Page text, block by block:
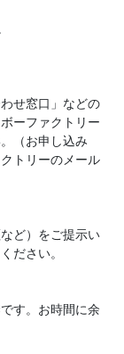
せ窓口」などの
ーファクトリー
（お申し込み
トリーのメール
ど）をご提示い
ださい。
す。お時間に余